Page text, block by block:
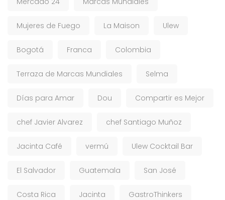
Mujeres de Fuego La Maison Ulew
Bogotá Franca Colombia
Terraza de Marcas Mundiales Selma
Días para Amar Dou Compartir es Mejor
chef Javier Alvarez chef Santiago Muñoz
Jacinta Café vermú Ulew Cocktail Bar
El Salvador Guatemala San José
Costa Rica Jacinta GastroThinkers